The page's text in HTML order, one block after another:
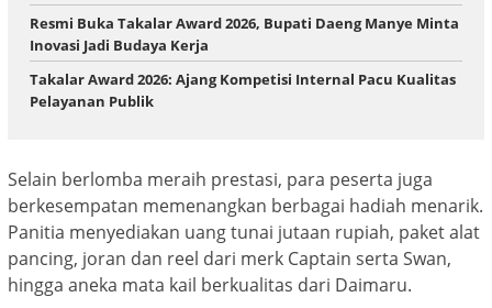
Resmi Buka Takalar Award 2026, Bupati Daeng Manye Minta
Inovasi Jadi Budaya Kerja
Takalar Award 2026: Ajang Kompetisi Internal Pacu Kualitas
Pelayanan Publik
Selain berlomba meraih prestasi, para peserta juga
berkesempatan memenangkan berbagai hadiah menarik.
Panitia menyediakan uang tunai jutaan rupiah, paket alat
pancing, joran dan reel dari merk Captain serta Swan,
hingga aneka mata kail berkualitas dari Daimaru.